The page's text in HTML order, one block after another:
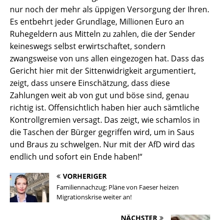
nur noch der mehr als üppigen Versorgung der Ihren.
Es entbehrt jeder Grundlage, Millionen Euro an
Ruhegeldern aus Mitteln zu zahlen, die der Sender
keineswegs selbst erwirtschaftet, sondern
zwangsweise von uns allen eingezogen hat. Dass das
Gericht hier mit der Sittenwidrigkeit argumentiert,
zeigt, dass unsere Einschätzung, dass diese
Zahlungen weit ab von gut und böse sind, genau
richtig ist. Offensichtlich haben hier auch sämtliche
Kontrollgremien versagt. Das zeigt, wie schamlos in
die Taschen der Bürger gegriffen wird, um in Saus
und Braus zu schwelgen. Nur mit der AfD wird das
endlich und sofort ein Ende haben!“
VORHERIGER
Familiennachzug: Pläne von Faeser heizen
Migrationskrise weiter an!
NÄCHSTER